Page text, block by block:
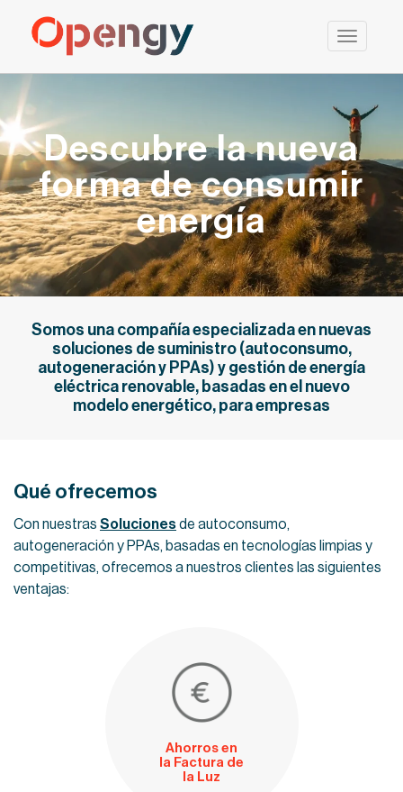
contenido
Descubre la nueva
forma de consumir
energía
Somos una compañía especializada en nuevas
soluciones de suministro (autoconsumo,
autogeneración y PPAs) y gestión de energía
eléctrica renovable, basadas en el nuevo
modelo energético, para empresas
Qué ofrecemos
Con nuestras Solucionesde autoconsumo,
autogeneración y PPAs, basadas en tecnologías limpias y
competitivas, ofrecemos a nuestros clientes las siguientes
ventajas:
Ahorros en
la Factura de
la Luz